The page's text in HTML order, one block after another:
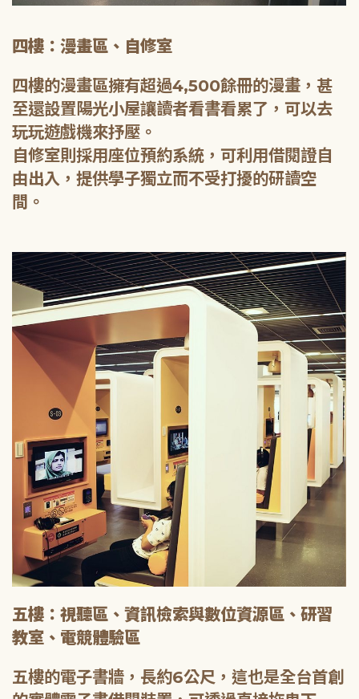
四樓：漫畫區、自修室
四樓的漫畫區擁有超過4,500餘冊的漫畫，甚
至還設置陽光小屋讓讀者看書看累了，可以去
玩玩遊戲機來抒壓。
自修室則採用座位預約系統，可利用借閱證自
由出入，提供學子獨立而不受打擾的研讀空
間。
五樓：視聽區、資訊檢索與數位資源區、研習
教室、電競體驗區
五樓的電子書牆，長約6公尺，這也是全台首創